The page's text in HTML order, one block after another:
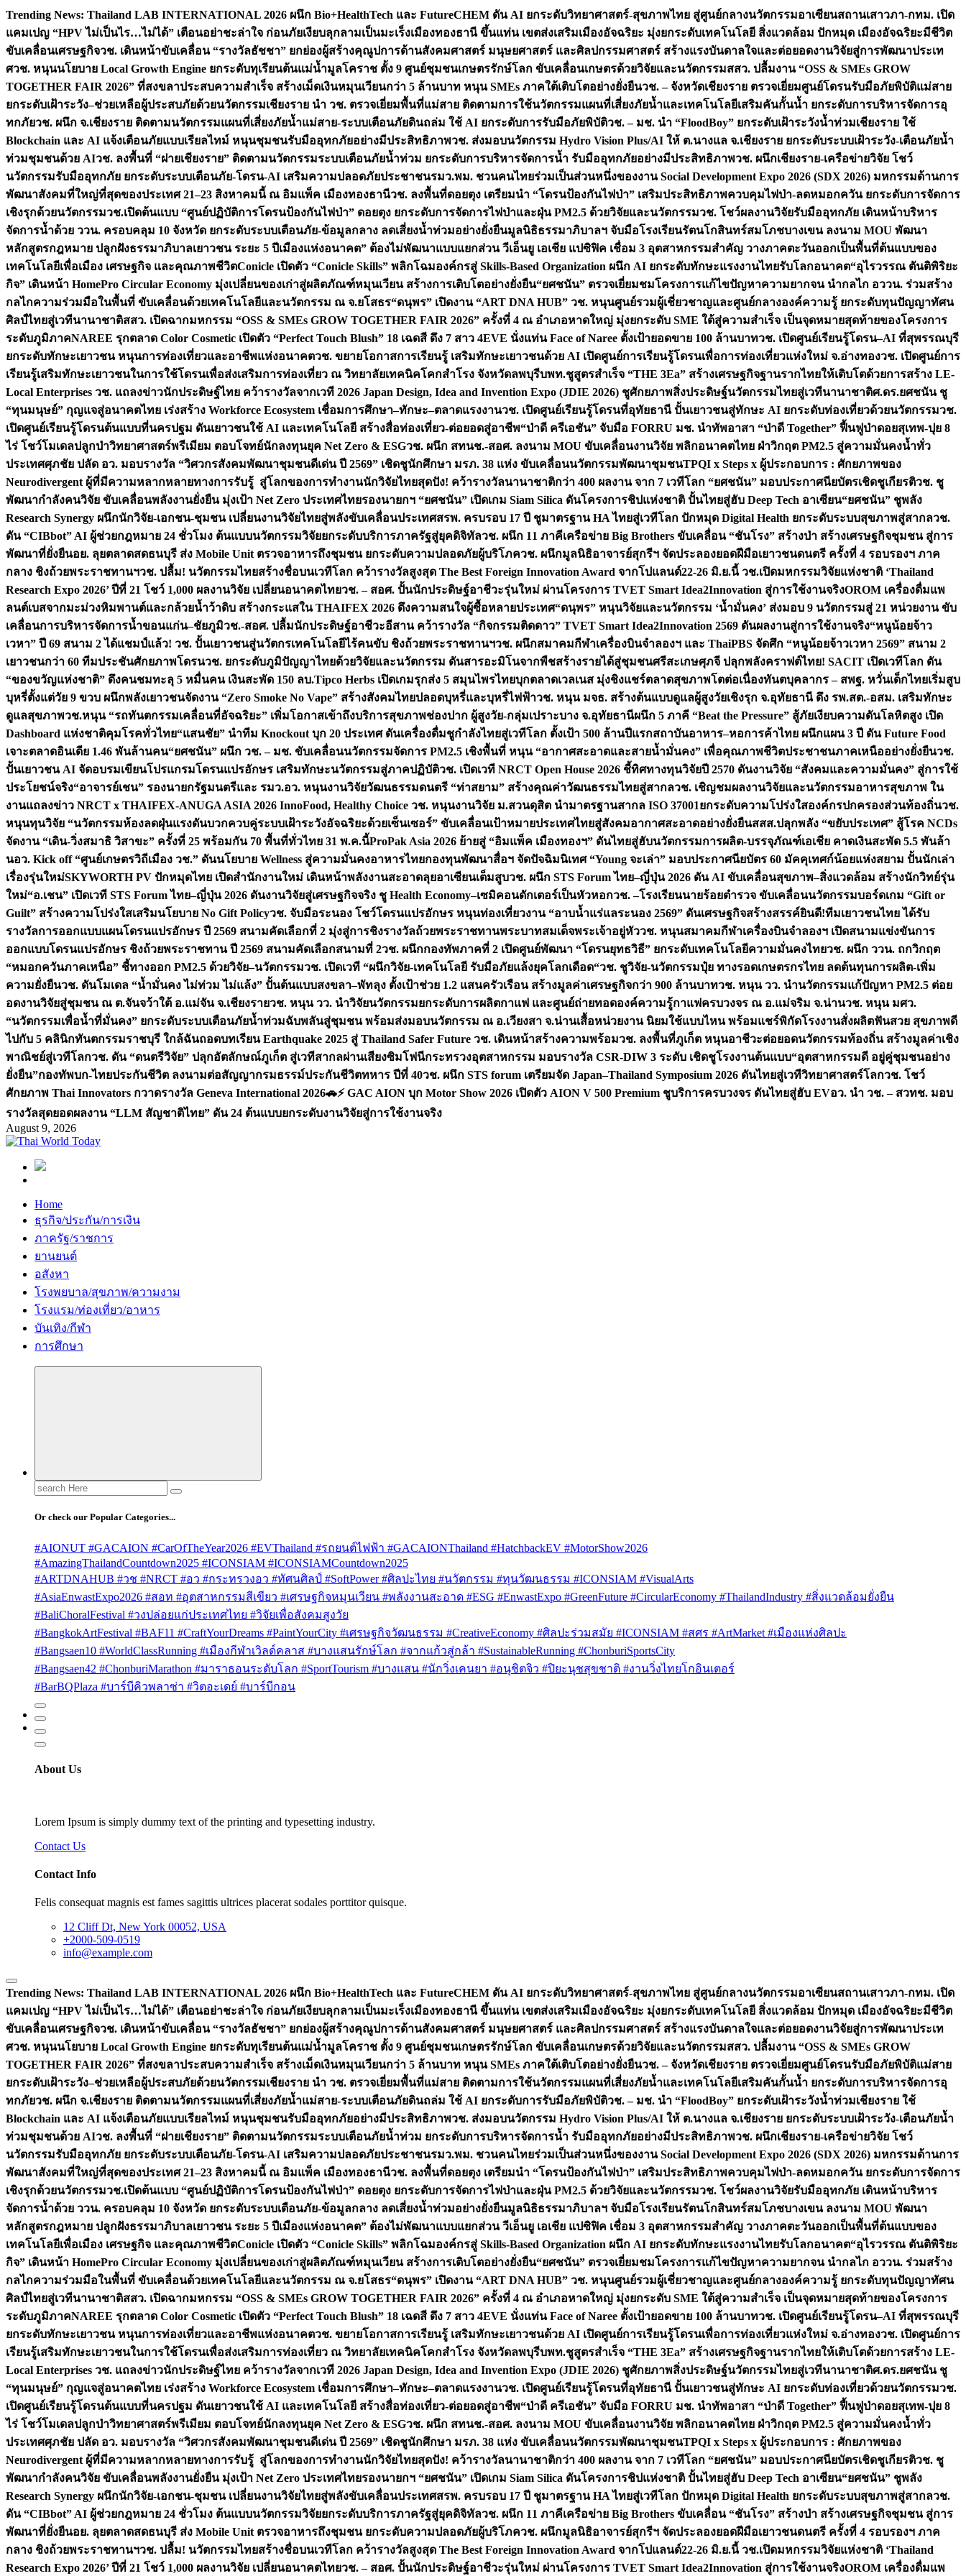
Skip
content
Trending News: Thailand LAB INTERNATIONAL 2026 ผนึก Bio+HealthTech และ FutureCHEM ดัน AI ยกระดับวิทยาศาสตร์-สุขภาพไทย สู่ศูนย์กลางนวัตกรรมอาเซียนสถานเสาวภา-กทม. เปิด
แคมเปญ “HPV ไม่เป็นไร…ไม่ได้” เตือนอย่าชะล่าใจ ก่อนภัยเงียบลุกลามเป็นมะเร็งเมืองทองธานี ขึ้นแท่น เขตส่งเสริมเมืองอัจฉริยะ มุ่งยกระดับเทคโนโลยี สิ่งแวดล้อม ปักหมุด เมืองอัจฉริยะมีชีวิต
ขับเคลื่อนเศรษฐกิจวช. เดินหน้าขับเคลื่อน “รางวัลธัชชา” ยกย่องผู้สร้างคุณูปการด้านสังคมศาสตร์ มนุษยศาสตร์ และศิลปกรรมศาสตร์ สร้างแรงบันดาลใจและต่อยอดงานวิจัยสู่การพัฒนาประเท
ศวช. หนุนนโยบาย Local Growth Engine ยกระดับทุเรียนต้นแม่น้ำมูลโคราช ตั้ง 9 ศูนย์ชุมชนเกษตรรักษ์โลก ขับเคลื่อนเกษตรด้วยวิจัยและนวัตกรรมสสว. ปลื้มงาน “OSS & SMEs GROW
TOGETHER FAIR 2026” ที่สงขลาประสบความสำเร็จ สร้างเม็ดเงินหมุนเวียนกว่า 5 ล้านบาท หนุน SMEs ภาคใต้เติบโตอย่างยั่งยืนวช. – จังหวัดเชียงราย ตรวจเยี่ยมศูนย์โดรนรับมือภัยพิบัติแม่สาย
ยกระดับเฝ้าระวัง–ช่วยเหลือผู้ประสบภัยด้วยนวัตกรรมเชียงราย นำ วช. ตรวจเยี่ยมพื้นที่แม่สาย ติดตามการใช้นวัตกรรมแผนที่เสี่ยงภัยน้ำและเทคโนโลยีเสริมคันกั้นน้ำ ยกระดับการบริหารจัดการอุ
ทกภัยวช. ผนึก จ.เชียงราย ติดตามนวัตกรรมแผนที่เสี่ยงภัยน้ำแม่สาย-ระบบเตือนภัยดินถล่ม ใช้ AI ยกระดับการรับมือภัยพิบัติวช. – มช. นำ “FloodBoy” ยกระดับเฝ้าระวังน้ำท่วมเชียงราย ใช้
Blockchain และ AI แจ้งเตือนภัยแบบเรียลไทม์ หนุนชุมชนรับมืออุทกภัยอย่างมีประสิทธิภาพวช. ส่งมอบนวัตกรรม Hydro Vision Plus/AI ให้ ต.นางแล จ.เชียงราย ยกระดับระบบเฝ้าระวัง-เตือนภัยน้ำ
ท่วมชุมชนด้วย AIวช. ลงพื้นที่ “ฝายเชียงราย” ติดตามนวัตกรรมระบบเตือนภัยน้ำท่วม ยกระดับการบริหารจัดการน้ำ รับมืออุทกภัยอย่างมีประสิทธิภาพวช. ผนึกเชียงราย-เครือข่ายวิจัย โชว์
นวัตกรรมรับมืออุทกภัย ยกระดับระบบเตือนภัย-โดรน-AI เสริมความปลอดภัยประชาชนรมว.พม. ชวนคนไทยร่วมเป็นส่วนหนึ่งของงาน Social Development Expo 2026 (SDX 2026) มหกรรมด้านการ
พัฒนาสังคมที่ใหญ่ที่สุดของประเทศ 21–23 สิงหาคมนี้ ณ อิมแพ็ค เมืองทองธานีวช. ลงพื้นที่ดอยตุง เตรียมนำ “โดรนป้องกันไฟป่า” เสริมประสิทธิภาพควบคุมไฟป่า-ลดหมอกควัน ยกระดับการจัดการ
เชิงรุกด้วยนวัตกรรมวช.เปิดต้นแบบ “ศูนย์ปฏิบัติการโดรนป้องกันไฟป่า” ดอยตุง ยกระดับการจัดการไฟป่าและฝุ่น PM2.5 ด้วยวิจัยและนวัตกรรมวช. โชว์ผลงานวิจัยรับมืออุทกภัย เดินหน้าบริหาร
จัดการน้ำด้วย ววน. ครอบคลุม 10 จังหวัด ยกระดับระบบเตือนภัย-ข้อมูลกลาง ลดเสี่ยงน้ำท่วมอย่างยั่งยืนมูลนิธิธรรมาภิบาลฯ จับมือโรงเรียนรัตนโกสินทร์สมโภชบางเขน ลงนาม MOU พัฒนา
หลักสูตรกฎหมาย ปลูกฝังธรรมาภิบาลเยาวชน ระยะ 5 ปีเมืองแห่งอนาคต” ต้องไม่พัฒนาแบบแยกส่วน วีเอ็นยู เอเชีย แปซิฟิค เชื่อม 3 อุตสาหกรรมสำคัญ วางภาคตะวันออกเป็นพื้นที่ต้นแบบของ
เทคโนโลยีเพื่อเมือง เศรษฐกิจ และคุณภาพชีวิตConicle เปิดตัว “Conicle Skills” พลิกโฉมองค์กรสู่ Skills-Based Organization ผนึก AI ยกระดับทักษะแรงงานไทยรับโลกอนาคต“อุไรวรรณ ตันติพิริยะ
กิจ” เดินหน้า HomePro Circular Economy มุ่งเปลี่ยนของเก่าสู่ผลิตภัณฑ์หมุนเวียน สร้างการเติบโตอย่างยั่งยืน“ยศชนัน” ตรวจเยี่ยมชมโครงการแก้ไขปัญหาความยากจน นำกลไก อววน. ร่วมสร้าง
กลไกความร่วมมือในพื้นที่ ขับเคลื่อนด้วยเทคโนโลยีและนวัตกรรม ณ จ.ยโสธร“ดนุพร” เปิดงาน “ART DNA HUB” วช. หนุนศูนย์รวมผู้เชี่ยวชาญและศูนย์กลางองค์ความรู้ ยกระดับทุนปัญญาทัศน
ศิลป์ไทยสู่เวทีนานาชาติสสว. เปิดฉากมหกรรม “OSS & SMEs GROW TOGETHER FAIR 2026” ครั้งที่ 4 ณ อำเภอหาดใหญ่ มุ่งยกระดับ SME ใต้สู่ความสำเร็จ เป็นจุดหมายสุดท้ายของโครงการ
ระดับภูมิภาคNAREE รุกตลาด Color Cosmetic เปิดตัว “Perfect Touch Blush” 18 เฉดสี ดึง 7 สาว 4EVE นั่งแท่น Face of Naree ตั้งเป้ายอดขาย 100 ล้านบาทวช. เปิดศูนย์เรียนรู้โดรน–AI ที่สุพรรณบุรี
ยกระดับทักษะเยาวชน หนุนการท่องเที่ยวและอาชีพแห่งอนาคตวช. ขยายโอกาสการเรียนรู้ เสริมทักษะเยาวชนด้วย AI เปิดศูนย์การเรียนรู้โดรนเพื่อการท่องเที่ยวแห่งใหม่ จ.อ่างทองวช. เปิดศูนย์การ
เรียนรู้เสริมทักษะเยาวชนในการใช้โดรนเพื่อส่งเสริมการท่องเที่ยว ณ วิทยาลัยเทคนิคโคกสำโรง จังหวัดลพบุรีบพท.ชูสูตรสำเร็จ “THE 3Ea” สร้างเศรษฐกิจฐานรากไทยให้เติบโตด้วยการสร้าง LE-
Local Enterprises วช. แถลงข่าวนักประดิษฐ์ไทย คว้ารางวัลจากเวที 2026 Japan Design, Idea and Invention Expo (JDIE 2026) ชูศักยภาพสิ่งประดิษฐ์นวัตกรรมไทยสู่เวทีนานาชาติศ.ดร.ยศชนัน ชู
“ทุนมนุษย์” กุญแจสู่อนาคตไทย เร่งสร้าง Workforce Ecosystem เชื่อมการศึกษา–ทักษะ–ตลาดแรงงานวช. เปิดศูนย์เรียนรู้โดรนที่อุทัยธานี ปั้นเยาวชนสู่ทักษะ AI ยกระดับท่องเที่ยวด้วยนวัตกรรมวช.
เปิดศูนย์เรียนรู้โดรนต้นแบบที่นครปฐม ดันเยาวชนใช้ AI และเทคโนโลยี สร้างสื่อท่องเที่ยว-ต่อยอดสู่อาชีพ“ป่าดี ครีเอชัน” จับมือ FORRU มช. นำทัพอาสา “ป่าดี Together” ฟื้นฟูป่าดอยสุเทพ-ปุย 8
ไร่ โชว์โมเดลปลูกป่าวิทยาศาสตร์พรีเมียม ตอบโจทย์นักลงทุนยุค Net Zero & ESGวช. ผนึก สทนช.-สอศ. ลงนาม MOU ขับเคลื่อนงานวิจัย พลิกอนาคตไทย ฝ่าวิกฤต PM2.5 สู่ความมั่นคงน้ำทั่ว
ประเทศศุภชัย ปลัด อว. มอบรางวัล “วิศวกรสังคมพัฒนาชุมชนดีเด่น ปี 2569” เชิดชูนักศึกษา มรภ. 38 แห่ง ขับเคลื่อนนวัตกรรมพัฒนาชุมชนTPQI x Steps x ผู้ประกอบการ : ศักยภาพของ
Neurodivergent ผู้ที่มีความหลากหลายทางการรับรู้ สู่โลกของการทำงานนักวิจัยไทยสุดปัง! คว้ารางวัลนานาชาติกว่า 400 ผลงาน จาก 7 เวทีโลก “ยศชนัน” มอบประกาศนียบัตรเชิดชูเกียรติวช. ชู
พัฒนากำลังคนวิจัย ขับเคลื่อนพลังงานยั่งยืน มุ่งเป้า Net Zero ประเทศไทยรองนายกฯ “ยศชนัน” เปิดเกม Siam Silica ดันโครงการชิปแห่งชาติ ปั้นไทยสู่ฮับ Deep Tech อาเซียน“ยศชนัน” ชูพลัง
Research Synergy ผนึกนักวิจัย-เอกชน-ชุมชน เปลี่ยนงานวิจัยไทยสู่พลังขับเคลื่อนประเทศสรพ. ครบรอบ 17 ปี ชูมาตรฐาน HA ไทยสู่เวทีโลก ปักหมุด Digital Health ยกระดับระบบสุขภาพสู่สากลวช.
ดัน “CIBbot” AI ผู้ช่วยกฎหมาย 24 ชั่วโมง ต้นแบบนวัตกรรมวิจัยยกระดับบริการภาครัฐสู่ยุคดิจิทัลวช. ผนึก 11 ภาคีเครือข่าย Big Brothers ขับเคลื่อน “ชันโรง” สร้างป่า สร้างเศรษฐกิจชุมชน สู่การ
พัฒนาที่ยั่งยืนอย. ลุยตลาดสดธนบุรี ส่ง Mobile Unit ตรวจอาหารถึงชุมชน ยกระดับความปลอดภัยผู้บริโภควช. ผนึกมูลนิธิอาจารย์สุกรีฯ จัดประลองยอดฝีมือเยาวชนดนตรี ครั้งที่ 4 รอบรองฯ ภาค
กลาง ชิงถ้วยพระราชทานฯวช. ปลื้ม! นวัตกรรมไทยสร้างชื่อบนเวทีโลก คว้ารางวัลสูงสุด The Best Foreign Innovation Award จากโปแลนด์22-26 มิ.ย.นี้ วช.เปิดมหกรรมวิจัยแห่งชาติ ‘Thailand
Research Expo 2026’ ปีที่ 21 โชว์ 1,000 ผลงานวิจัย เปลี่ยนอนาคตไทยวช. – สอศ. ปั้นนักประดิษฐ์อาชีวะรุ่นใหม่ ผ่านโครงการ TVET Smart Idea2Innovation สู่การใช้งานจริงOROM เครื่องดื่มแพ
ลนต์เบสจากมะม่วงหิมพานต์และกล้วยน้ำว้าดิบ สร้างกระแสใน THAIFEX 2026 ดึงความสนใจผู้ซื้อหลายประเทศ“ดนุพร” หนุนวิจัยและนวัตกรรม ‘น้ำมั่นคง’ ส่งมอบ 9 นวัตกรรมสู่ 21 หน่วยงาน ขับ
เคลื่อนการบริหารจัดการน้ำขอนแก่น–ชัยภูมิวช.-สอศ. ปลื้มนักประดิษฐ์อาชีวะอีสาน คว้ารางวัล “กิจกรรมติดดาว” TVET Smart Idea2Innovation 2569 ดันผลงานสู่การใช้งานจริง“หนูน้อยจ้าว
เวหา” ปี 69 สนาม 2 ได้แชมป์แล้ว! วช. ปั้นเยาวชนสู่นวัตกรเทคโนโลยีไร้คนขับ ชิงถ้วยพระราชทานฯวช. ผนึกสมาคมกีฬาเครื่องบินจำลองฯ และ ThaiPBS จัดศึก “หนูน้อยจ้าวเวหา 2569” สนาม 2
เยาวชนกว่า 60 ทีมประชันศักยภาพโดรนวช. ยกระดับภูมิปัญญาไทยด้วยวิจัยและนวัตกรรม ดันสารอะมิโนจากพืชสร้างรายได้สู่ชุมชนศรีสะเกษศุภจี ปลุกพลังคราฟต์ไทย! SACIT เปิดเวทีโลก ดัน
“ของขวัญแห่งชาติ” ดึงคนชมทะลุ 5 หมื่นคน เงินสะพัด 150 ลบ.Tipco Herbs เปิดเกมรุกส่ง 5 สมุนไพรไทยบุกตลาดเวลเนส มุ่งชิงแชร์ตลาดสุขภาพโตต่อเนื่องทันตบุคลากร – สพฐ. หวั่นเด็กไทยเริ่มสูบ
บุหรี่ตั้งแต่วัย 9 ขวบ ผนึกพลังเยาวชนจัดงาน “Zero Smoke No Vape” สร้างสังคมไทยปลอดบุหรี่และบุหรี่ไฟฟ้าวช. หนุน มจธ. สร้างต้นแบบดูแลผู้สูงวัยเชิงรุก จ.อุทัยธานี ดึง รพ.สต.-อสม. เสริมทักษะ
ดูแลสุขภาพวช.หนุน “รถทันตกรรมเคลื่อนที่อัจฉริยะ” เพิ่มโอกาสเข้าถึงบริการสุขภาพช่องปาก ผู้สูงวัย-กลุ่มเปราะบาง จ.อุทัยธานีผนึก 5 ภาคี “Beat the Pressure” สู้ภัยเงียบความดันโลหิตสูง เปิด
Dashboard แห่งชาติคุมโรคทั่วไทย“แสนชัย” นำทีม Knockout บุก 20 ประเทศ ดันเครื่องดื่มชูกำลังไทยสู่เวทีโลก ตั้งเป้า 500 ล้านปีแรกสถาบันอาหาร–หอการค้าไทย ผนึกแผน 3 ปี ดัน Future Food
เจาะตลาดอินเดีย 1.46 พันล้านคน“ยศชนัน” ผนึก วช. – มช. ขับเคลื่อนนวัตกรรมจัดการ PM2.5 เชิงพื้นที่ หนุน “อากาศสะอาดและสายน้ำมั่นคง” เพื่อคุณภาพชีวิตประชาชนภาคเหนืออย่างยั่งยืนวช.
ปั้นเยาวชน AI จัดอบรมเขียนโปรแกรมโดรนแปรอักษร เสริมทักษะนวัตกรรมสู่ภาคปฏิบัติวช. เปิดเวที NRCT Open House 2026 ชี้ทิศทางทุนวิจัยปี 2570 ดันงานวิจัย “สังคมและความมั่นคง” สู่การใช้
ประโยชน์จริง“อาจารย์เชน” รองนายกรัฐมนตรีและ รมว.อว. หนุนงานวิจัยวัฒนธรรมดนตรี “ท่าสยาม” สร้างคุณค่าวัฒนธรรมไทยสู่สากลวช. เชิญชมผลงานวิจัยและนวัตกรรมอาหารสุขภาพ ใน
งานแถลงข่าว NRCT x THAIFEX-ANUGA ASIA 2026 InnoFood, Healthy Choice วช. หนุนงานวิจัย ม.สวนดุสิต นำมาตรฐานสากล ISO 37001ยกระดับความโปร่งใสองค์กรปกครองส่วนท้องถิ่นวช.
หนุนทุนวิจัย “นวัตกรรมห้องลดฝุ่นแรงดันบวกควบคู่ระบบเฝ้าระวังอัจฉริยะด้วยเซ็นเซอร์” ขับเคลื่อนเป้าหมายประเทศไทยสู่สังคมอากาศสะอาดอย่างยั่งยืนสสส.ปลุกพลัง “ขยับประเทศ” สู้โรค NCDs
จัดงาน “เดิน-วิ่งสมาธิ วิสาขะ” ครั้งที่ 25 พร้อมกัน 70 พื้นที่ทั่วไทย 31 พ.ค.นี้ProPak Asia 2026 ย้ายสู่ “อิมแพ็ค เมืองทองฯ” ดันไทยสู่ฮับนวัตกรรมการผลิต-บรรจุภัณฑ์เอเชีย คาดเงินสะพัด 5.5 พันล้า
นอว. Kick off “ศูนย์เกษตรวิถีเมือง วช.” ดันนโยบาย Wellness สู่ความมั่นคงอาหารไทยกองทุนพัฒนาสื่อฯ จัดปัจฉิมนิเทศ “Young จะเล่า” มอบประกาศนียบัตร 60 มัคคุเทศก์น้อยแห่งสยาม ปั้นนักเล่า
เรื่องรุ่นใหม่SKYWORTH PV ปักหมุดไทย เปิดสำนักงานใหม่ เดินหน้าพลังงานสะอาดลุยอาเซียนเต็มสูบวช. ผนึก STS Forum ไทย–ญี่ปุ่น 2026 ดัน AI ขับเคลื่อนสุขภาพ–สิ่งแวดล้อม สร้างนักวิทย์รุ่น
ใหม่“อ.เชน” เปิดเวที STS Forum ไทย–ญี่ปุ่น 2026 ดันงานวิจัยสู่เศรษฐกิจจริง ชู Health Economy–เซมิคอนดักเตอร์เป็นหัวหอกวช. –โรงเรียนนายร้อยตำรวจ ขับเคลื่อนนวัตกรรมบอร์ดเกม “Gift or
Guilt” สร้างความโปร่งใสเสริมนโยบาย No Gift Policyวช. จับมือระนอง โชว์โดรนแปรอักษร หนุนท่องเที่ยวงาน “อาบน้ำแร่แลระนอง 2569” ดันเศรษฐกิจสร้างสรรค์ยินดี!ทีมเยาวชนไทย ได้รับ
รางวัลการออกแบบแผนโดรนแปรอักษร ปี 2569 สนามคัดเลือกที่ 2 มุ่งสู่การชิงรางวัลถ้วยพระราชทานพระบาทสมเด็จพระเจ้าอยู่หัววช. หนุนสมาคมกีฬาเครื่องบินจำลองฯ เปิดสนามแข่งขันการ
ออกแบบโดรนแปรอักษร ชิงถ้วยพระราชทาน ปี 2569 สนามคัดเลือกสนามที่ 2วช. ผนึกกองทัพภาคที่ 2 เปิดศูนย์พัฒนา “โดรนยุทธวิธี” ยกระดับเทคโนโลยีความมั่นคงไทยวช. ผนึก ววน. ถกวิกฤต
“หมอกควันภาคเหนือ” ชี้ทางออก PM2.5 ด้วยวิจัย–นวัตกรรมวช. เปิดเวที “ผนึกวิจัย-เทคโนโลยี รับมือภัยแล้งยุคโลกเดือด“วช. ชูวิจัย-นวัตกรรมปุ๋ย ทางรอดเกษตรกรไทย ลดต้นทุนการผลิต-เพิ่ม
ความยั่งยืนวช. ดันโมเดล “น้ำมั่นคง ไม่ท่วม ไม่แล้ง” ปั้นต้นแบบสงขลา–พัทลุง ตั้งเป้าช่วย 1.2 แสนครัวเรือน สร้างมูลค่าเศรษฐกิจกว่า 900 ล้านบาทวช. หนุน วว. นำนวัตกรรมแก้ปัญหา PM2.5 ต่อย
อดงานวิจัยสู่ชุมชน ณ ต.จันจว้าใต้ อ.แม่จัน จ.เชียงรายวช. หนุน วว. นำวิจัยนวัตกรรมยกระดับการผลิตกาแฟ และศูนย์ถ่ายทอดองค์ความรู้กาแฟครบวงจร ณ อ.แม่จริม จ.น่านวช. หนุน มศว.
“นวัตกรรมเพื่อน้ำที่มั่นคง” ยกระดับระบบเตือนภัยน้ำท่วมฉับพลันสู่ชุมชน พร้อมส่งมอบนวัตกรรม ณ อ.เวียงสา จ.น่านเสื้อหน่วยงาน นิยมใช้แบบไหน พร้อมแชร์พิกัดโรงงานสั่งผลิตฟันสวย สุขภาพดี
ไปกับ 5 คลินิกทันตกรรมราชบุรี ใกล้ฉันถอดบทเรียน Earthquake 2025 สู่ Thailand Safer Future วช. เดินหน้าสร้างความพร้อมวช. ลงพื้นที่ภูเก็ต หนุนอาชีวะต่อยอดนวัตกรรมท้องถิ่น สร้างมูลค่าเชิง
พาณิชย์สู่เวทีโลกวช. ดัน “ดนตรีวิจัย” ปลุกอัตลักษณ์ภูเก็ต สู่เวทีสากลผ่านเสียงซิมโฟนีกระทรวงอุตสาหกรรม มอบรางวัล CSR-DIW 3 ระดับ เชิดชูโรงงานต้นแบบ“อุตสาหกรรมดี อยู่คู่ชุมชนอย่าง
ยั่งยืน”กองทัพบก-ไทยประกันชีวิต ลงนามต่อสัญญากรมธรรม์ประกันชีวิตทหาร ปีที่ 40วช. ผนึก STS forum เตรียมจัด Japan–Thailand Symposium 2026 ดันไทยสู่เวทีวิทยาศาสตร์โลกวช. โชว์
ศักยภาพ Thai Innovators กวาดรางวัล Geneva International 2026🚗⚡️ GAC AION บุก Motor Show 2026 เปิดตัว AION V 500 Premium ชูบริการครบวงจร ดันไทยสู่ฮับ EVอว. นำ วช. – สวทช. มอบ
รางวัลสุดยอดผลงาน “LLM สัญชาติไทย” ดัน 24 ต้นแบบยกระดับงานวิจัยสู่การใช้งานจริง
August 9, 2026
Home
ธุรกิจ/ประกัน/การเงิน
ภาครัฐ/ราชการ
ยานยนต์
อสังหา
โรงพยบาล/สุขภาพ/ความงาม
โรงแรม/ท่องเที่ยว/อาหาร
บันเทิง/กีฬา
การศึกษา
Search
for:
Or check our Popular Categories...
#AIONUT #GACAION #CarOfTheYear2026 #EVThailand #รถยนต์ไฟฟ้า #GACAIONThailand #HatchbackEV #MotorShow2026
#AmazingThailandCountdown2025 #ICONSIAM #ICONSIAMCountdown2025
#ARTDNAHUB #วช #NRCT #อว #กระทรวงอว #ทัศนศิลป์ #SoftPower #ศิลปะไทย #นวัตกรรม #ทุนวัฒนธรรม #ICONSIAM #VisualArts
#AsiaEnwastExpo2026 #สอท #อุตสาหกรรมสีเขียว #เศรษฐกิจหมุนเวียน #พลังงานสะอาด #ESG #EnwastExpo #GreenFuture #CircularEconomy #ThailandIndustry #สิ่งแวดล้อมยั่งยืน
#BaliChoralFestival #วงปล่อยแก่ประเทศไทย #วิจัยเพื่อสังคมสูงวัย
#BangkokArtFestival #BAF11 #CraftYourDreams #PaintYourCity #เศรษฐกิจวัฒนธรรม #CreativeEconomy #ศิลปะร่วมสมัย #ICONSIAM #สศร #ArtMarket #เมืองแห่งศิลปะ
#Bangsaen10 #WorldClassRunning #เมืองกีฬาเวิลด์คลาส #บางแสนรักษ์โลก #จากแก้วสู่กล้า #SustainableRunning #ChonburiSportsCity
#Bangsaen42 #ChonburiMarathon #มาราธอนระดับโลก #SportTourism #บางแสน #นักวิ่งเคนยา #อนุชิตจิว #ปิยะนุชสุขชาติ #งานวิ่งไทยโกอินเตอร์
#BarBQPlaza #บาร์บีคิวพลาซ่า #วิตอะเดย์ #บาร์บีกอน
About Us
Lorem Ipsum is simply dummy text of the printing and typesetting industry.
Contact Us
Contact Info
Felis consequat magnis est fames sagittis ultrices placerat sodales porttitor quisque.
12 Cliff Dt, New York 00052, USA
+2000-509-0519
info@example.com
Trending News: Thailand LAB INTERNATIONAL 2026 ผนึก Bio+HealthTech และ FutureCHEM ดัน AI ยกระดับวิทยาศาสตร์-สุขภาพไทย สู่ศูนย์กลางนวัตกรรมอาเซียนสถานเสาวภา-กทม. เปิด
แคมเปญ “HPV ไม่เป็นไร…ไม่ได้” เตือนอย่าชะล่าใจ ก่อนภัยเงียบลุกลามเป็นมะเร็งเมืองทองธานี ขึ้นแท่น เขตส่งเสริมเมืองอัจฉริยะ มุ่งยกระดับเทคโนโลยี สิ่งแวดล้อม ปักหมุด เมืองอัจฉริยะมีชีวิต
ขับเคลื่อนเศรษฐกิจวช. เดินหน้าขับเคลื่อน “รางวัลธัชชา” ยกย่องผู้สร้างคุณูปการด้านสังคมศาสตร์ มนุษยศาสตร์ และศิลปกรรมศาสตร์ สร้างแรงบันดาลใจและต่อยอดงานวิจัยสู่การพัฒนาประเท
ศวช. หนุนนโยบาย Local Growth Engine ยกระดับทุเรียนต้นแม่น้ำมูลโคราช ตั้ง 9 ศูนย์ชุมชนเกษตรรักษ์โลก ขับเคลื่อนเกษตรด้วยวิจัยและนวัตกรรมสสว. ปลื้มงาน “OSS & SMEs GROW
TOGETHER FAIR 2026” ที่สงขลาประสบความสำเร็จ สร้างเม็ดเงินหมุนเวียนกว่า 5 ล้านบาท หนุน SMEs ภาคใต้เติบโตอย่างยั่งยืนวช. – จังหวัดเชียงราย ตรวจเยี่ยมศูนย์โดรนรับมือภัยพิบัติแม่สาย
ยกระดับเฝ้าระวัง–ช่วยเหลือผู้ประสบภัยด้วยนวัตกรรมเชียงราย นำ วช. ตรวจเยี่ยมพื้นที่แม่สาย ติดตามการใช้นวัตกรรมแผนที่เสี่ยงภัยน้ำและเทคโนโลยีเสริมคันกั้นน้ำ ยกระดับการบริหารจัดการอุ
ทกภัยวช. ผนึก จ.เชียงราย ติดตามนวัตกรรมแผนที่เสี่ยงภัยน้ำแม่สาย-ระบบเตือนภัยดินถล่ม ใช้ AI ยกระดับการรับมือภัยพิบัติวช. – มช. นำ “FloodBoy” ยกระดับเฝ้าระวังน้ำท่วมเชียงราย ใช้
Blockchain และ AI แจ้งเตือนภัยแบบเรียลไทม์ หนุนชุมชนรับมืออุทกภัยอย่างมีประสิทธิภาพวช. ส่งมอบนวัตกรรม Hydro Vision Plus/AI ให้ ต.นางแล จ.เชียงราย ยกระดับระบบเฝ้าระวัง-เตือนภัยน้ำ
ท่วมชุมชนด้วย AIวช. ลงพื้นที่ “ฝายเชียงราย” ติดตามนวัตกรรมระบบเตือนภัยน้ำท่วม ยกระดับการบริหารจัดการน้ำ รับมืออุทกภัยอย่างมีประสิทธิภาพวช. ผนึกเชียงราย-เครือข่ายวิจัย โชว์
นวัตกรรมรับมืออุทกภัย ยกระดับระบบเตือนภัย-โดรน-AI เสริมความปลอดภัยประชาชนรมว.พม. ชวนคนไทยร่วมเป็นส่วนหนึ่งของงาน Social Development Expo 2026 (SDX 2026) มหกรรมด้านการ
พัฒนาสังคมที่ใหญ่ที่สุดของประเทศ 21–23 สิงหาคมนี้ ณ อิมแพ็ค เมืองทองธานีวช. ลงพื้นที่ดอยตุง เตรียมนำ “โดรนป้องกันไฟป่า” เสริมประสิทธิภาพควบคุมไฟป่า-ลดหมอกควัน ยกระดับการจัดการ
เชิงรุกด้วยนวัตกรรมวช.เปิดต้นแบบ “ศูนย์ปฏิบัติการโดรนป้องกันไฟป่า” ดอยตุง ยกระดับการจัดการไฟป่าและฝุ่น PM2.5 ด้วยวิจัยและนวัตกรรมวช. โชว์ผลงานวิจัยรับมืออุทกภัย เดินหน้าบริหาร
จัดการน้ำด้วย ววน. ครอบคลุม 10 จังหวัด ยกระดับระบบเตือนภัย-ข้อมูลกลาง ลดเสี่ยงน้ำท่วมอย่างยั่งยืนมูลนิธิธรรมาภิบาลฯ จับมือโรงเรียนรัตนโกสินทร์สมโภชบางเขน ลงนาม MOU พัฒนา
หลักสูตรกฎหมาย ปลูกฝังธรรมาภิบาลเยาวชน ระยะ 5 ปีเมืองแห่งอนาคต” ต้องไม่พัฒนาแบบแยกส่วน วีเอ็นยู เอเชีย แปซิฟิค เชื่อม 3 อุตสาหกรรมสำคัญ วางภาคตะวันออกเป็นพื้นที่ต้นแบบของ
เทคโนโลยีเพื่อเมือง เศรษฐกิจ และคุณภาพชีวิตConicle เปิดตัว “Conicle Skills” พลิกโฉมองค์กรสู่ Skills-Based Organization ผนึก AI ยกระดับทักษะแรงงานไทยรับโลกอนาคต“อุไรวรรณ ตันติพิริยะ
กิจ” เดินหน้า HomePro Circular Economy มุ่งเปลี่ยนของเก่าสู่ผลิตภัณฑ์หมุนเวียน สร้างการเติบโตอย่างยั่งยืน“ยศชนัน” ตรวจเยี่ยมชมโครงการแก้ไขปัญหาความยากจน นำกลไก อววน. ร่วมสร้าง
กลไกความร่วมมือในพื้นที่ ขับเคลื่อนด้วยเทคโนโลยีและนวัตกรรม ณ จ.ยโสธร“ดนุพร” เปิดงาน “ART DNA HUB” วช. หนุนศูนย์รวมผู้เชี่ยวชาญและศูนย์กลางองค์ความรู้ ยกระดับทุนปัญญาทัศน
ศิลป์ไทยสู่เวทีนานาชาติสสว. เปิดฉากมหกรรม “OSS & SMEs GROW TOGETHER FAIR 2026” ครั้งที่ 4 ณ อำเภอหาดใหญ่ มุ่งยกระดับ SME ใต้สู่ความสำเร็จ เป็นจุดหมายสุดท้ายของโครงการ
ระดับภูมิภาคNAREE รุกตลาด Color Cosmetic เปิดตัว “Perfect Touch Blush” 18 เฉดสี ดึง 7 สาว 4EVE นั่งแท่น Face of Naree ตั้งเป้ายอดขาย 100 ล้านบาทวช. เปิดศูนย์เรียนรู้โดรน–AI ที่สุพรรณบุรี
ยกระดับทักษะเยาวชน หนุนการท่องเที่ยวและอาชีพแห่งอนาคตวช. ขยายโอกาสการเรียนรู้ เสริมทักษะเยาวชนด้วย AI เปิดศูนย์การเรียนรู้โดรนเพื่อการท่องเที่ยวแห่งใหม่ จ.อ่างทองวช. เปิดศูนย์การ
เรียนรู้เสริมทักษะเยาวชนในการใช้โดรนเพื่อส่งเสริมการท่องเที่ยว ณ วิทยาลัยเทคนิคโคกสำโรง จังหวัดลพบุรีบพท.ชูสูตรสำเร็จ “THE 3Ea” สร้างเศรษฐกิจฐานรากไทยให้เติบโตด้วยการสร้าง LE-
Local Enterprises วช. แถลงข่าวนักประดิษฐ์ไทย คว้ารางวัลจากเวที 2026 Japan Design, Idea and Invention Expo (JDIE 2026) ชูศักยภาพสิ่งประดิษฐ์นวัตกรรมไทยสู่เวทีนานาชาติศ.ดร.ยศชนัน ชู
“ทุนมนุษย์” กุญแจสู่อนาคตไทย เร่งสร้าง Workforce Ecosystem เชื่อมการศึกษา–ทักษะ–ตลาดแรงงานวช. เปิดศูนย์เรียนรู้โดรนที่อุทัยธานี ปั้นเยาวชนสู่ทักษะ AI ยกระดับท่องเที่ยวด้วยนวัตกรรมวช.
เปิดศูนย์เรียนรู้โดรนต้นแบบที่นครปฐม ดันเยาวชนใช้ AI และเทคโนโลยี สร้างสื่อท่องเที่ยว-ต่อยอดสู่อาชีพ“ป่าดี ครีเอชัน” จับมือ FORRU มช. นำทัพอาสา “ป่าดี Together” ฟื้นฟูป่าดอยสุเทพ-ปุย 8
ไร่ โชว์โมเดลปลูกป่าวิทยาศาสตร์พรีเมียม ตอบโจทย์นักลงทุนยุค Net Zero & ESGวช. ผนึก สทนช.-สอศ. ลงนาม MOU ขับเคลื่อนงานวิจัย พลิกอนาคตไทย ฝ่าวิกฤต PM2.5 สู่ความมั่นคงน้ำทั่ว
ประเทศศุภชัย ปลัด อว. มอบรางวัล “วิศวกรสังคมพัฒนาชุมชนดีเด่น ปี 2569” เชิดชูนักศึกษา มรภ. 38 แห่ง ขับเคลื่อนนวัตกรรมพัฒนาชุมชนTPQI x Steps x ผู้ประกอบการ : ศักยภาพของ
Neurodivergent ผู้ที่มีความหลากหลายทางการรับรู้ สู่โลกของการทำงานนักวิจัยไทยสุดปัง! คว้ารางวัลนานาชาติกว่า 400 ผลงาน จาก 7 เวทีโลก “ยศชนัน” มอบประกาศนียบัตรเชิดชูเกียรติวช. ชู
พัฒนากำลังคนวิจัย ขับเคลื่อนพลังงานยั่งยืน มุ่งเป้า Net Zero ประเทศไทยรองนายกฯ “ยศชนัน” เปิดเกม Siam Silica ดันโครงการชิปแห่งชาติ ปั้นไทยสู่ฮับ Deep Tech อาเซียน“ยศชนัน” ชูพลัง
Research Synergy ผนึกนักวิจัย-เอกชน-ชุมชน เปลี่ยนงานวิจัยไทยสู่พลังขับเคลื่อนประเทศสรพ. ครบรอบ 17 ปี ชูมาตรฐาน HA ไทยสู่เวทีโลก ปักหมุด Digital Health ยกระดับระบบสุขภาพสู่สากลวช.
ดัน “CIBbot” AI ผู้ช่วยกฎหมาย 24 ชั่วโมง ต้นแบบนวัตกรรมวิจัยยกระดับบริการภาครัฐสู่ยุคดิจิทัลวช. ผนึก 11 ภาคีเครือข่าย Big Brothers ขับเคลื่อน “ชันโรง” สร้างป่า สร้างเศรษฐกิจชุมชน สู่การ
พัฒนาที่ยั่งยืนอย. ลุยตลาดสดธนบุรี ส่ง Mobile Unit ตรวจอาหารถึงชุมชน ยกระดับความปลอดภัยผู้บริโภควช. ผนึกมูลนิธิอาจารย์สุกรีฯ จัดประลองยอดฝีมือเยาวชนดนตรี ครั้งที่ 4 รอบรองฯ ภาค
กลาง ชิงถ้วยพระราชทานฯวช. ปลื้ม! นวัตกรรมไทยสร้างชื่อบนเวทีโลก คว้ารางวัลสูงสุด The Best Foreign Innovation Award จากโปแลนด์22-26 มิ.ย.นี้ วช.เปิดมหกรรมวิจัยแห่งชาติ ‘Thailand
Research Expo 2026’ ปีที่ 21 โชว์ 1,000 ผลงานวิจัย เปลี่ยนอนาคตไทยวช. – สอศ. ปั้นนักประดิษฐ์อาชีวะรุ่นใหม่ ผ่านโครงการ TVET Smart Idea2Innovation สู่การใช้งานจริงOROM เครื่องดื่มแพ